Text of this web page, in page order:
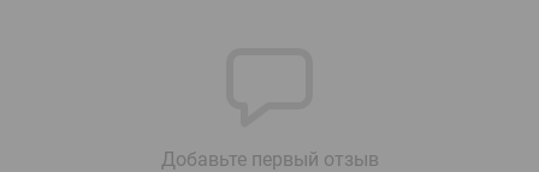
Добавьте первый отзыв